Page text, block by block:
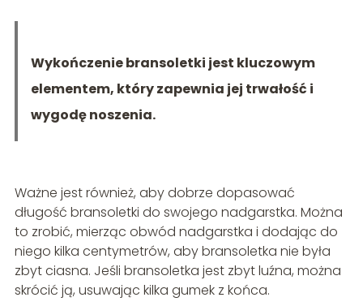
Wykończenie bransoletki jest kluczowym
elementem, który zapewnia jej trwałość i
wygodę noszenia.
Ważne jest również, aby dobrze dopasować
długość bransoletki do swojego nadgarstka. Można
to zrobić, mierząc obwód nadgarstka i dodając do
niego kilka centymetrów, aby bransoletka nie była
zbyt ciasna. Jeśli bransoletka jest zbyt luźna, można
skrócić ją, usuwając kilka gumek z końca.